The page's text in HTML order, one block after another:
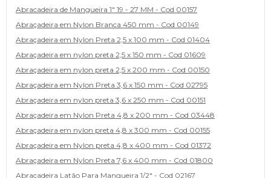
Abracadeira de Mangueira 1" 19 - 27 MM - Cod 00157
Abraçadeira em Nylon Branca 450 mm - Cod 00149
Abraçadeira em Nylon Preta 2,5 x 100 mm - Cod 01404
Abraçadeira em nylon preta 2,5 x 150 mm - Cod 01609
Abraçadeira em nylon preta 2,5 x 200 mm - Cod 00150
Abraçadeira em Nylon Preta 3,6 x 150 mm - Cod 02795
Abraçadeira em nylon preta 3,6 x 250 mm - Cod 00151
Abraçadeira em Nylon Preta 4,8 x 200 mm - Cod 03448
Abraçadeira em nylon preta 4,8 x 300 mm - Cod 00155
Abraçadeira em Nylon preta 4,8 x 400 mm - Cod 01372
Abraçadeira em Nylon Preta 7,6 x 400 mm - Cod 01800
Abraçadeira Latão Para Mangueira 1/2" - Cod 02167